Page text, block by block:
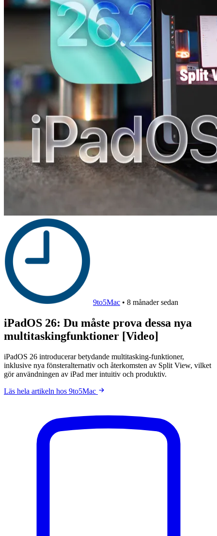
9to5Mac • 8 månader sedan
iPadOS 26: Du måste prova dessa nya
multitaskingfunktioner [Video]
iPadOS 26 introducerar betydande multitasking-funktioner,
inklusive nya fönsteralternativ och återkomsten av Split View, vilket
gör användningen av iPad mer intuitiv och produktiv.
Läs hela artikeln hos 9to5Mac